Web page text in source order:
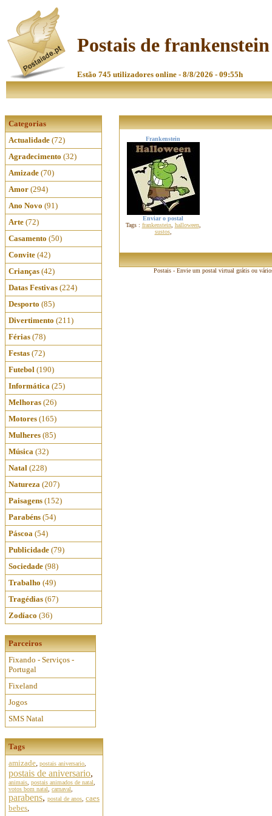
Postais de frankenstein
Estão 745 utilizadores online - 8/8/2026 - 09:55h
Categorias
Actualidade (72)
Agradecimento (32)
Amizade (70)
Amor (294)
Ano Novo (91)
Arte (72)
Casamento (50)
Convite (42)
Crianças (42)
Datas Festivas (224)
Desporto (85)
Divertimento (211)
Férias (78)
Festas (72)
Futebol (190)
Informática (25)
Melhoras (26)
Motores (165)
Mulheres (85)
Música (32)
Natal (228)
Natureza (207)
Paisagens (152)
Parabéns (54)
Páscoa (54)
Publicidade (79)
Sociedade (98)
Trabalho (49)
Tragédias (67)
Zodíaco (36)
Parceiros
Fixando - Serviços -
Portugal
Fixeland
Jogos
SMS Natal
Tags
amizade, postais aniversario
postais de aniversario,
animais postais animados de natal
votos bom natal
carnaval
parabens, postal de anos caes
bebes,
Frankenstein
Enviar o postal
Tags : frankenstein, halloween,
sustos,
Postais - Envie um postal virtual grátis ou